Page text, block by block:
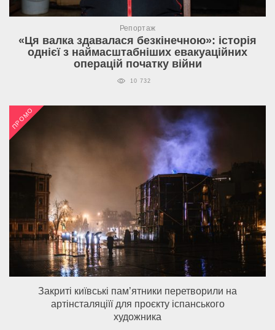
Репортаж
«Ця валка здавалася безкінечною»: історія
однієї з наймасштабніших евакуаційних
операцій початку війни
10 732
ПРОМО
Закриті київські пам’ятники перетворили на
артінсталяціїї для проєкту іспанського
художника